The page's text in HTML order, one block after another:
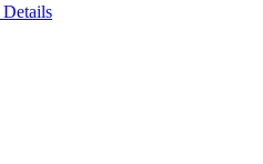
Details